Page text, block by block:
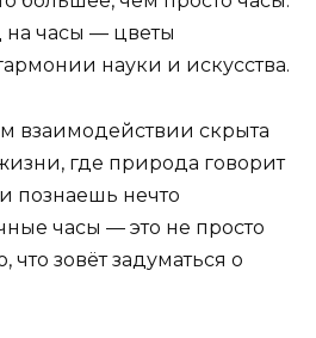
часы — цветы
науки и искусства.
взаимодействии скрыта
где природа говорит
познаешь нечто
часы — это не просто
что зовёт задуматься о